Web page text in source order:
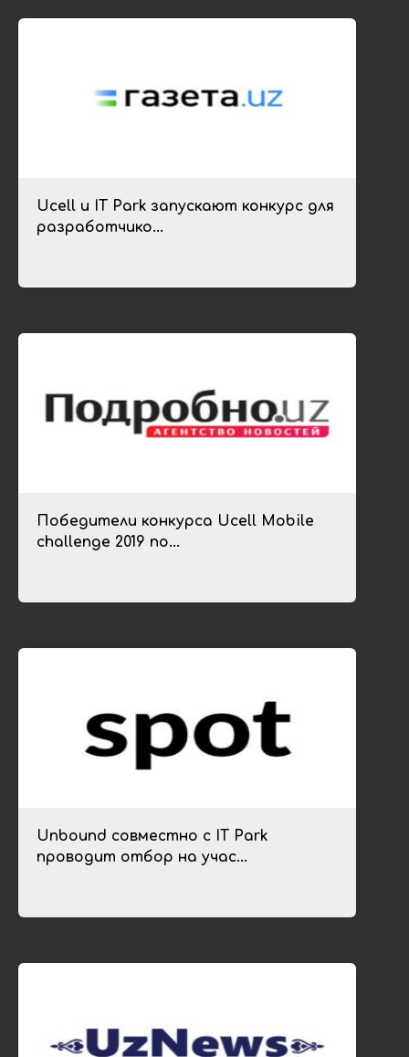
Ucell и IT Park запускают конкурс для
разработчико...
Победители конкурса Ucell Mobile
challenge 2019 по...
Unbound совместно с IT Park
проводит отбор на учас...